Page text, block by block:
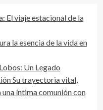
El viaje estacional de la
la esencia de la vida en
Un Legado
Su trayectoria vital,
íntima comunión con